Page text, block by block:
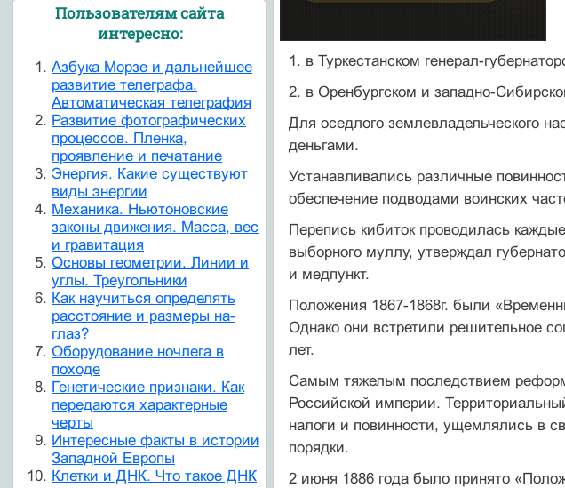
1. в Туркестанском генерал-
2. в Оренбургском и западно-
Для оседлого землевладельческого
деньгами.
Устанавливались различные
обеспечение подводами воинских
Перепись кибиток проводилась
выборного муллу, утверждал
и медпункт.
Положения 1867-1868г. были
Однако они встретили решительное
лет.
Самым тяжелым последствием
Российской империи.
налоги и повинности, ущемлялись в
порядки.
2 июня 1886 года было принято
Пользователям сайта
интересно:
Азбука Морзе и дальнейшее
развитие телеграфа.
Автоматическая телеграфия
Развитие фотографических
процессов. Пленка,
проявление и печатание
Энергия. Какие существуют
виды энергии
Механика. Ньютоновские
законы движения. Масса, вес
и гравитация
Основы геометрии. Линии и
углы. Треугольники
Как научиться определять
расстояние и размеры на-
глаз?
Оборудование ночлега в
походе
Генетические признаки. Как
передаются характерные
черты
Интересные факты в истории
Западной Европы
Клетки и ДНК. Что такое ДНК